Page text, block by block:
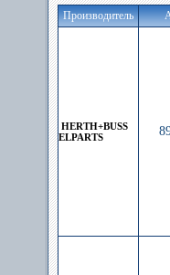
Производитель
HERTH+BUSS
ELPARTS